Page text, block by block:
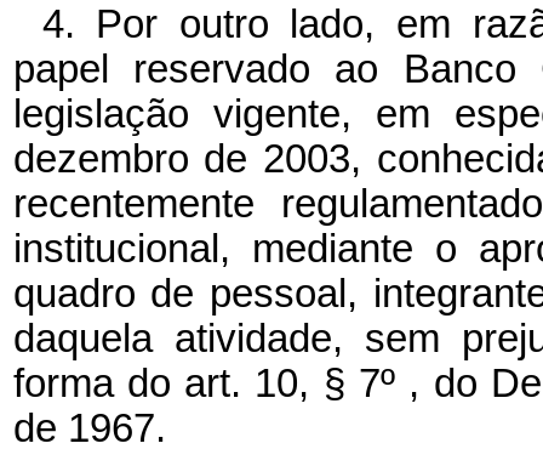
4. Por outro lado, em
papel reservado ao
legislação vigente, em
dezembro de 2003,
recentemente
institucional, mediante o
quadro de pessoal,
daquela atividade, sem
forma do art. 10, § 7º , do
de 1967.